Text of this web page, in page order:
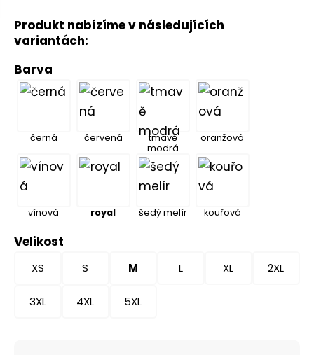
Produkt nabízíme v následujících
variantách:
Barva
černá červená
tmavě
modrá
oranžová
vínová royal šedý melír kouřová
Velikost
XS S M L XL 2XL
3XL 4XL 5XL